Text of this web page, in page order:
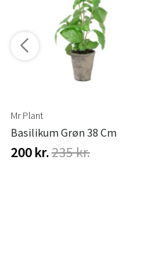
Mr Plant
Basilikum Grøn 38 Cm
200 kr.235 kr.